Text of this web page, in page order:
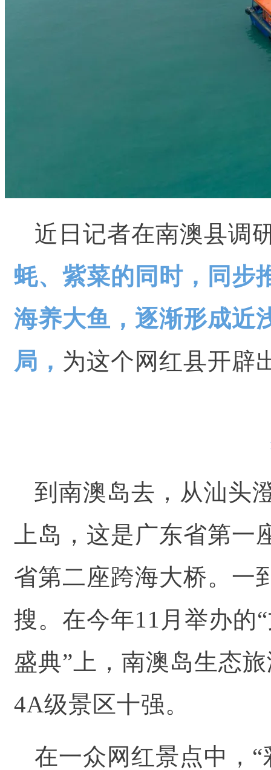
近日记者在南澳县调
蚝、紫菜的同时，同步
海养大鱼，逐渐形成近
局， 为这个网红县开辟
到南澳岛去，从汕头
上岛，这是广东省第
省第二座跨海大桥。一
搜。在今年11月举办的
盛典”上，南澳岛生态
4A级景区十强。
在一众网红景点中，